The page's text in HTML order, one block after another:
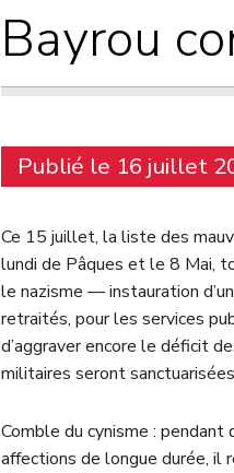
Bayrou
Publié le 16 juillet
Ce 15 juillet, la liste des
lundi de Pâques et le 8 Mai,
le nazisme — instauration
retraités, pour les services
d’aggraver encore le déficit
militaires seront
Comble du cynisme :
affections de longue durée,